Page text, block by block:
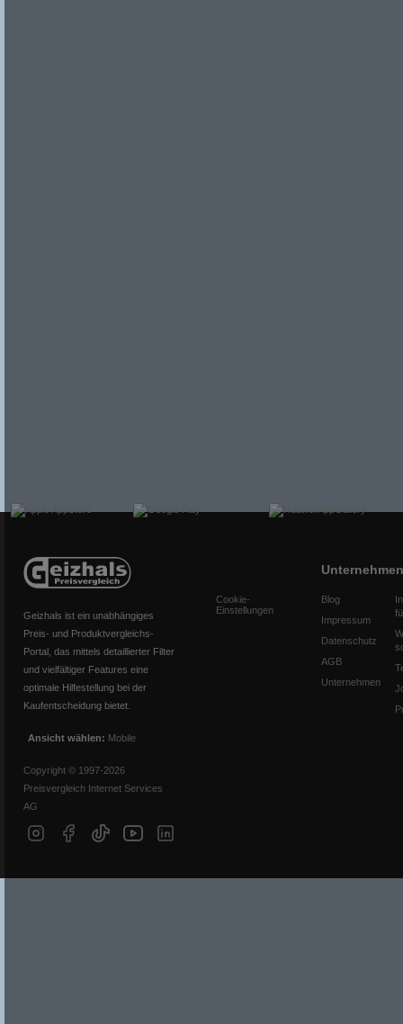
Geizhals ist ein unabhängiges
Preis- und Produktvergleichs-
Portal, das mittels detaillierter Filter
und vielfältiger Features eine
optimale Hilfestellung bei der
Kaufentscheidung bietet.
Ansicht wählen: Mobile
Copyright © 1997-2026
Preisvergleich Internet Services
AG
Cookie-
Einstellungen
Unternehmen
Blog
Impressum
Datenschutz
AGB
Unternehmen